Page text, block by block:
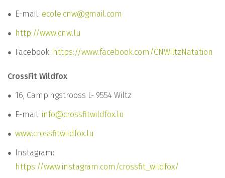
E-mail: ecole.cnw@gmail.com
http://www.cnw.lu
Facebook: https://www.facebook.com/CNWiltzNatation
CrossFit Wildfox
16, Campingstrooss L- 9554 Wiltz
E-mail: info@crossfitwildfox.lu
www.crossfitwildfox.lu
Instagram:
https://www.instagram.com/crossfit_wildfox/